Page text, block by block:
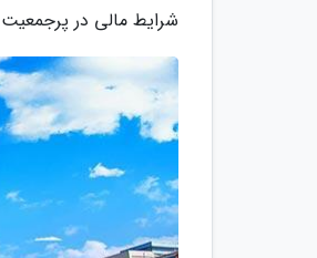
شرایط مالی در پرجمعیت